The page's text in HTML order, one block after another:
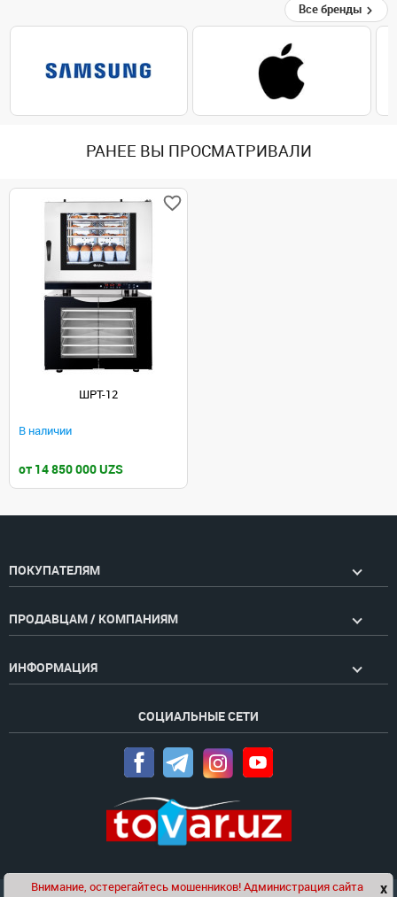
Все бренды
РАНЕЕ ВЫ ПРОСМАТРИВАЛИ
ШРТ-12
В наличии
от 14 850 000 UZS
ПОКУПАТЕЛЯМ
ПРОДАВЦАМ / КОМПАНИЯМ
ИНФОРМАЦИЯ
СОЦИАЛЬНЫЕ СЕТИ
Чат x
Внимание, остерегайтесь мошенников! Администрация сайта